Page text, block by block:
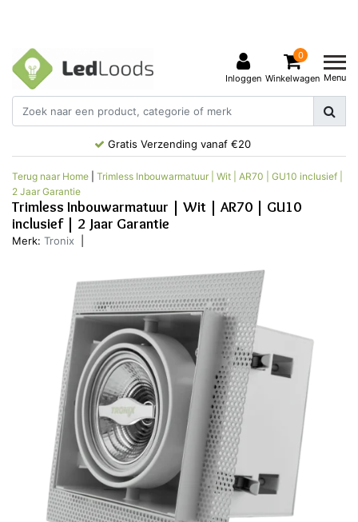
Inloggen
0
Winkelwagen Menu
Gratis Verzending vanaf €20
Terug naar Home
Trimless Inbouwarmatuur | Wit | AR70 | GU10 inclusief |
2 Jaar Garantie
Trimless Inbouwarmatuur | Wit | AR70 | GU10
inclusief | 2 Jaar Garantie
Merk: Tronix